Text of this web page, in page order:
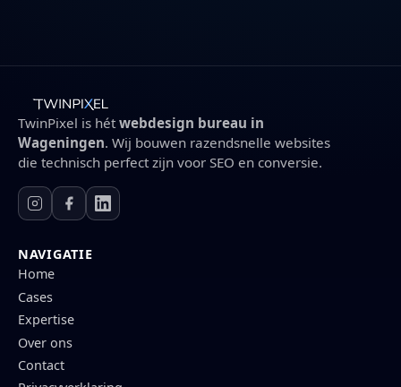
TwinPixel is hét webdesign bureau in
Wageningen. Wij bouwen razendsnelle websites
die technisch perfect zijn voor SEO en conversie.
NAVIGATIE
Home
Cases
Expertise
Over ons
Contact